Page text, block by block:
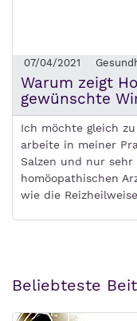
07/04/2021
Warum zeigt
gewünschte
Ich möchte gleich
arbeite in meiner
Salzen und nur
homöopathischen
wie die
Beliebteste